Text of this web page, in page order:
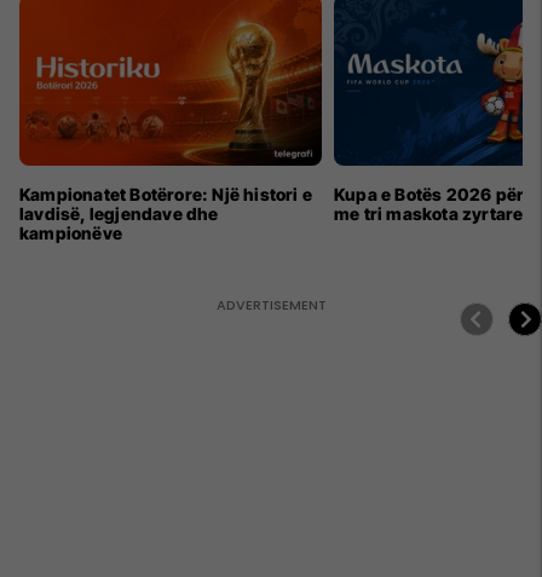
Kampionatet Botërore: Një histori e
lavdisë, legjendave dhe
kampionëve
Kupa e Botës 2026 për
me tri maskota zyrtare